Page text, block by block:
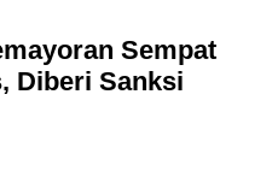
Sempat
Diberi Sanksi